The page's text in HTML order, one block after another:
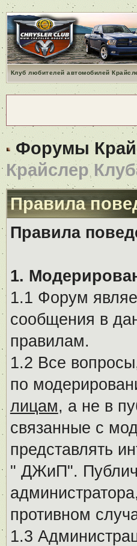
Клуб любителей автомобилей
Форумы
Крайслер
Правила
Правила
1.
1.1 Форум
сообщения в
правилам.
1.2 Все
по
лицам, а не в
связанные с
представлять
" ДЖиП".
противном
1.3